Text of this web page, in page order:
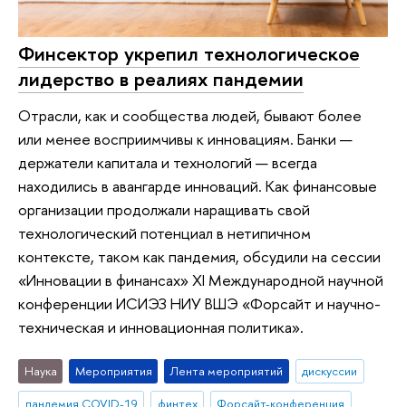
Финсектор укрепил технологическое
лидерство в реалиях пандемии
Отрасли, как и сообщества людей, бывают более
или менее восприимчивы к инновациям. Банки —
держатели капитала и технологий — всегда
находились в авангарде инноваций. Как финансовые
организации продолжали наращивать свой
технологический потенциал в нетипичном
контексте, таком как пандемия, обсудили на сессии
«Инновации в финансах» XI Международной научной
конференции ИСИЭЗ НИУ ВШЭ «Форсайт и научно-
техническая и инновационная политика».
Наука Мероприятия Лента мероприятий
дискуссии
пандемия COVID-19
финтех Форсайт-конференция